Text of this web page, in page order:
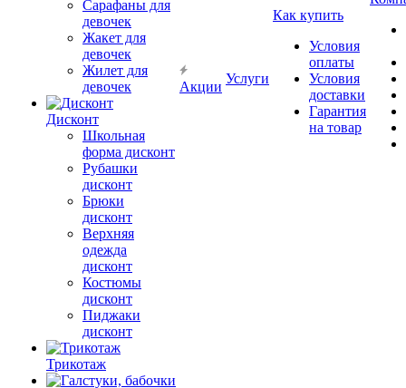
Сарафаны для
девочек
Жакет для
девочек
Жилет для
девочек
Дисконт
Школьная
форма дисконт
Рубашки
дисконт
Брюки
дисконт
Верхняя
одежда
дисконт
Костюмы
дисконт
Пиджаки
дисконт
Трикотаж
Акции
Услуги
Как купить
Условия
оплаты
Условия
доставки
Гарантия
на товар